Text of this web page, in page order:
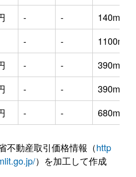
- -
140m²
- -
1100m²
- -
390m²
- -
390m²
- - 680m²
不動産取引価格情報（http
）を加工して作成